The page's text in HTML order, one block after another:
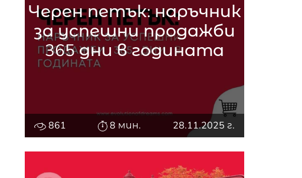
Черен петък: наръчник
за успешни продажби
365 дни в годината
861 8 мин. 28.11.2025 г.